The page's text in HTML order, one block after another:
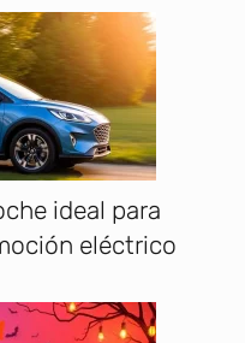
ideal para
eléctrico